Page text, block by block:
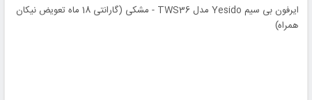
ایرفون بی سیم Yesido مدل TWS36 - مشکی (گارانتی 18 ماه تعویض نیکان
همراه)